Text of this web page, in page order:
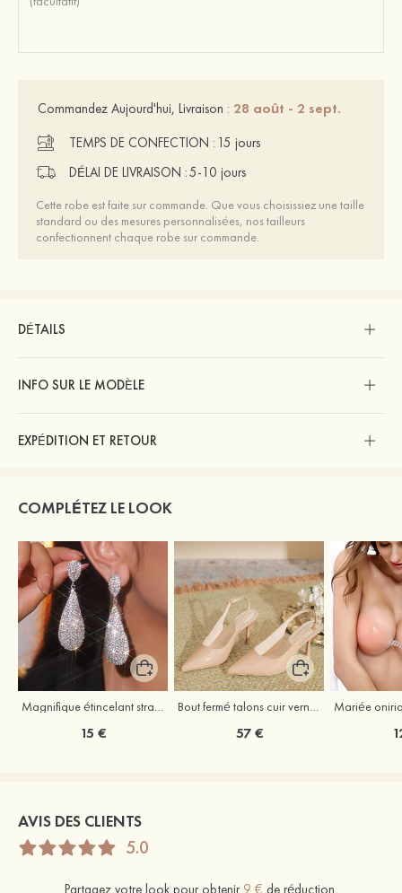
Commandez Aujourd'hui, Livraison : 28 août - 2 sept.
TEMPS DE CONFECTION : 15 jours
DÉLAI DE LIVRAISON :5-10 jours
Cette robe est faite sur commande. Que vous choisissiez une taille
standard ou des mesures personnalisées, nos tailleurs
confectionnent chaque robe sur commande.
DÉTAILS
INFO SUR LE MODÈLE
EXPÉDITION ET RETOUR
COMPLÉTEZ LE LOOK
15 € 57 €
AVIS DES CLIENTS
5.0
Partagez votre look pour obtenir 9 € de réduction.